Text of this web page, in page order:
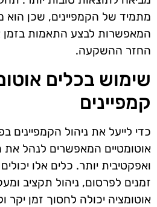
מתמיד של הקמפיינים, שכן הוא
המאפשרות לבצע התאמות
החזר ההשקעה.
שימוש בכלים
קמפיינים
כדי לייעל את ניהול הקמפיינים
אוטומטיים המאפשרים לנהל
ואפקטיבית יותר. כלים אלו
זמנים לפרסום, ניהול תקציב
אוטומציה יכולה לחסוך זמן יקר